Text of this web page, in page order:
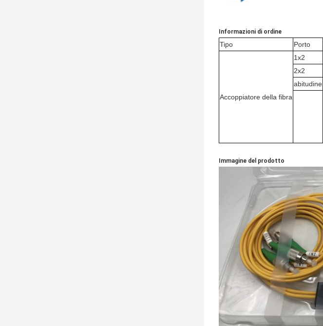
Informazioni di ordine
Tipo Porto
Accoppiatore della fibra
1x2
2x2
abitudine
Immagine del prodotto